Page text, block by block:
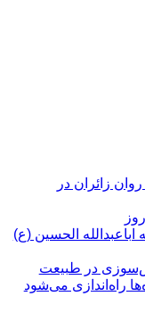
زائران در
الحسین (ع)
در طبیعت
راه‌اندازی می‌شود